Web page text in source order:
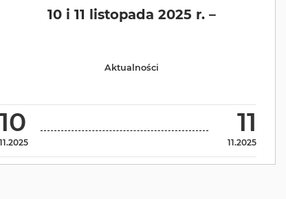
10 i 11 listopada 2025 r. –
10
11.2025
11
11.2025
Aktualności